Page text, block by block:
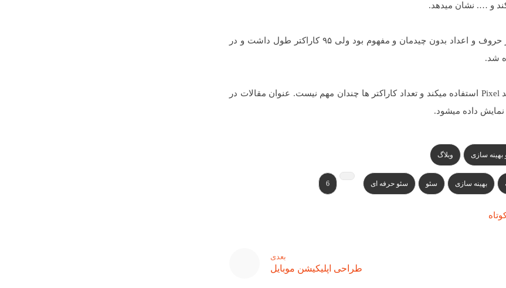
و …. نشان میدهد.
بیل هارتز مقالاتی را در سایتش ایجاد کرد که شامل مجموعی از حروف و اعداد بدون چیدمان و مفهوم بود ولی ۹۵ کاراکتر طول داشت و در
شد.
پس مشخص شد گوگل برای سنجش بلندی عنوان مقالات از واحد Pixel استفاده میکند و تعداد کاراکتر ها چندان مهم نیست. عنوان مقالات در
بهینه سازی وبلاگ
بهینه سازی سئو سئو حرفه ای 6
بعدی
طراحی اپلیکیشن موبایل